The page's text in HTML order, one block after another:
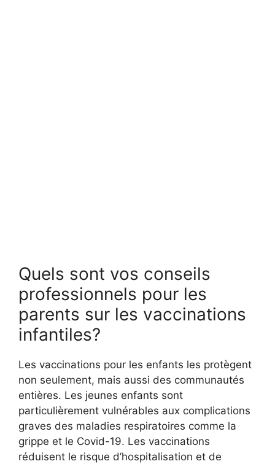
Quels sont vos conseils
professionnels pour les
parents sur les vaccinations
infantiles?
Les vaccinations pour les enfants les protègent
non seulement, mais aussi des communautés
entières. Les jeunes enfants sont
particulièrement vulnérables aux complications
graves des maladies respiratoires comme la
grippe et le Covid-19. Les vaccinations
réduisent le risque d’hospitalisation et de